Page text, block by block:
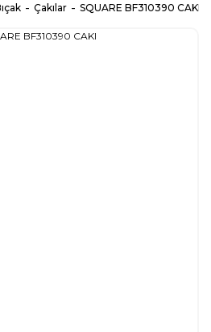
Çakılar SQUARE BF310390 CAKI